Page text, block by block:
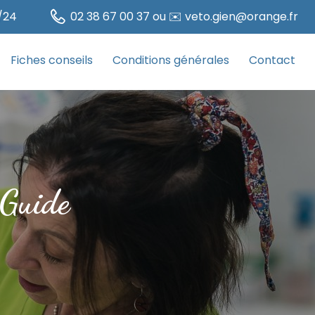
02 38 67 00 37 ou ✉️ veto.gien@orange.fr
Fiches conseils Conditions générales Contact